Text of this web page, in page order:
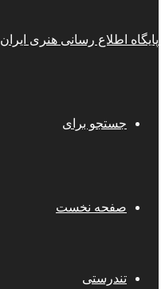
پایگاه اطلاع رسانی هنری ایران
جستجو برای
صفحه نخست
تندرستی